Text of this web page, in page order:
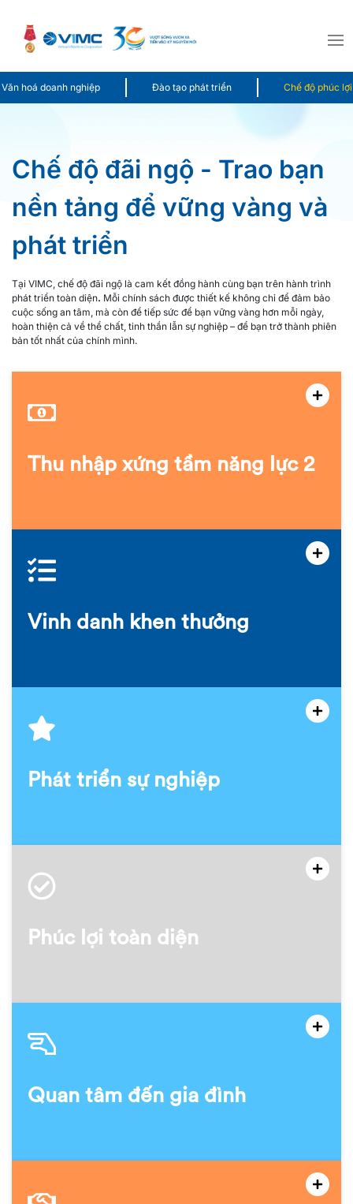
Văn hoá doanh nghiệp Đào tạo phát triển Chế độ phúc lợi
Chế độ đãi ngộ - Trao bạn
nền tảng để vững vàng và
phát triển
Tại VIMC, chế độ đãi ngộ là cam kết đồng hành cùng bạn trên hành trình
phát triển toàn diện. Mỗi chính sách được thiết kế không chỉ để đảm bảo
cuộc sống an tâm, mà còn để tiếp sức để bạn vững vàng hơn mỗi ngày,
hoàn thiện cả về thể chất, tinh thần lẫn sự nghiệp – để bạn trở thành phiên
bản tốt nhất của chính mình.
Thu nhập xứng tầm năng lực 2
Vinh danh khen thưởng
Phát triển sự nghiệp
Phúc lợi toàn diện
Quan tâm đến gia đình